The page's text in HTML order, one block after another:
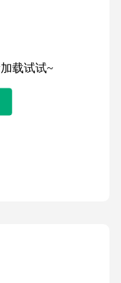
载试试~